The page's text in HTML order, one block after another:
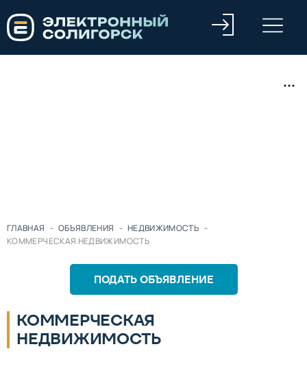
ГЛАВНАЯ - ОБЪЯВЛЕНИЯ - НЕДВИЖИМОСТЬ -
КОММЕРЧЕСКАЯ НЕДВИЖИМОСТЬ
КОММЕРЧЕСКАЯ
НЕДВИЖИМОСТЬ
ПОДАТЬ ОБЪЯВЛЕНИЕ